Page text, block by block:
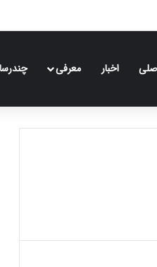
اخبار معرفی